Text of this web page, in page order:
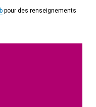
pour des renseignements